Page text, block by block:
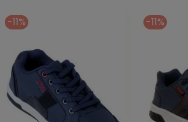
-11% -11%